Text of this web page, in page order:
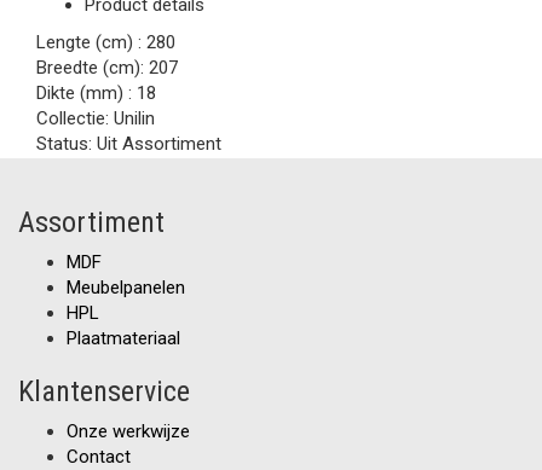
Product details
Lengte (cm) : 280
Breedte (cm): 207
Dikte (mm) : 18
Collectie: Unilin
Status: Uit Assortiment
Assortiment
MDF
Meubelpanelen
HPL
Plaatmateriaal
Klantenservice
Onze werkwijze
Contact